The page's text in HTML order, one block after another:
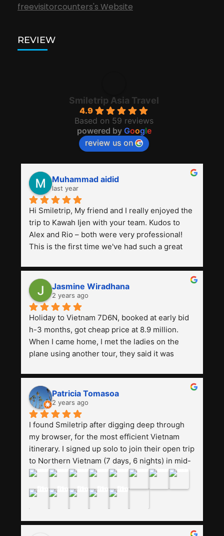
freevisitorcounters's Website
REVIEW
Smiletrip Asia Travel
4.9
Based on 59 reviews
powered by Google
review us on
Muhammad aidid
last year
Hi Smiletrip, My friend and I really enjoyed the
trip to Kawah Ijen with your team. Kudos to
Alex and Rio – both were very professional!
This is the first time we've had such a great
compared to the previous ones we've used.
Jasmine Wiradhana
2 years ago
Holiday to Vietnam 7D6N, booked at early bid
h-3 months, got cheap price at 8.9 million.
When I came home, I met the ladies on the
plane using another tour, they said it was
tourist attractions and facilities are all the
same. The smile trip is really worth it, the
guide is helpful, humble and friendly. Next, I
want to try another trip, Smiletrip. Thank you
Patricia Tomasoa
2 years ago
I found Smiletrip after digging deep through
my browser, for the most efficient Vietnam
itinerary. I signed up solo to join their open trip
to Northern Vietnam (7 days, 6 nights) in mid-
August. The Whatsapp admin was a bit slow to
thought I may have been duped after paying.
But, that was not the case--thank
goodness!!Their price for the itinerary is the